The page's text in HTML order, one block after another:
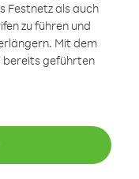
Festnetz als auch
zu führen und
Mit dem
bereits geführten